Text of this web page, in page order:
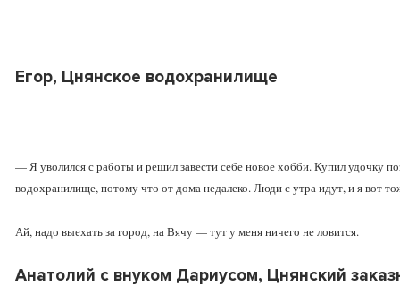
Егор, Цнянское водохранилище
— Я уволился с работы и решил завести себе новое хобби. Купил удочку
водохранилище, потому что от дома недалеко. Люди с утра идут, и я вот
Ай, надо выехать за город, на Вячу — тут у меня ничего не ловится.
Анатолий с внуком Дариусом, Цнянский